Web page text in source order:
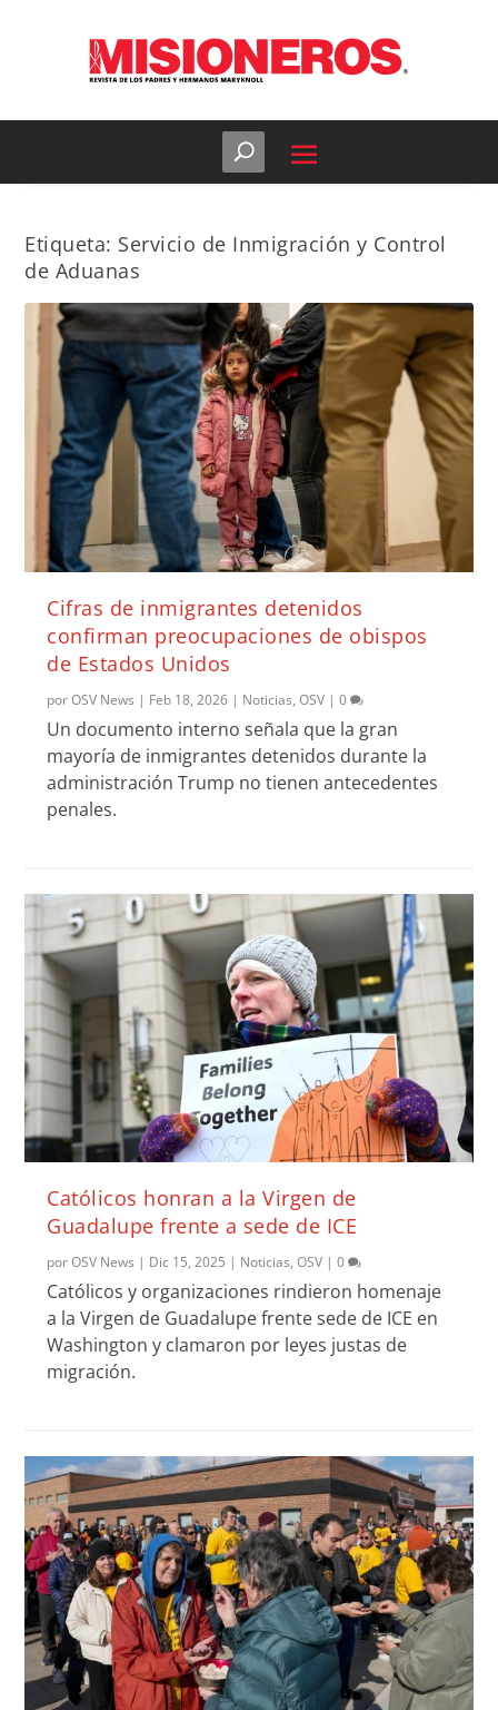
Etiqueta: Servicio de Inmigración y Control
de Aduanas
Cifras de inmigrantes detenidos
confirman preocupaciones de obispos
de Estados Unidos
porOSV News | Feb 18, 2026 | Noticias,OSV |0
Un documento interno señala que la gran
mayoría de inmigrantes detenidos durante la
administración Trump no tienen antecedentes
penales.
Católicos honran a la Virgen de
Guadalupe frente a sede de ICE
porOSV News | Dic 15, 2025 | Noticias,OSV |0
Católicos y organizaciones rindieron homenaje
a la Virgen de Guadalupe frente sede de ICE en
Washington y clamaron por leyes justas de
migración.